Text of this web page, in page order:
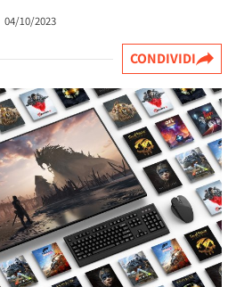
04/10/2023
CONDIVIDI